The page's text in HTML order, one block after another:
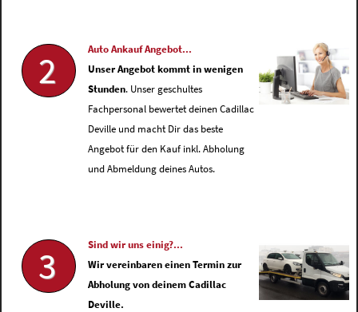
2
Auto Ankauf Angebot...
Unser Angebot kommt in wenigen
Stunden. Unser geschultes
Fachpersonal bewertet deinen Cadillac
Deville und macht Dir das beste
Angebot für den Kauf inkl. Abholung
und Abmeldung deines Autos.
3
Sind wir uns einig?...
Wir vereinbaren einen Termin zur
Abholung von deinem Cadillac
Deville.